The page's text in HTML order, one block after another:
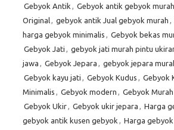
Gebyok Antik , Gebyok antik gebyok murah
Original, gebyok antik Jual gebyok murah ,
harga gebyok minimalis , Gebyok bekas
Gebyok Jati , gebyok jati murah pintu
jawa , Gebyok Jepara , gebyok jepara
Gebyok kayu jati , Gebyok Kudus , Gebyok
Minimalis , Gebyok modern , Gebyok Murah
Gebyok Ukir, Gebyok ukir jepara , Harga
gebyok antik kusen gebyok , Harga